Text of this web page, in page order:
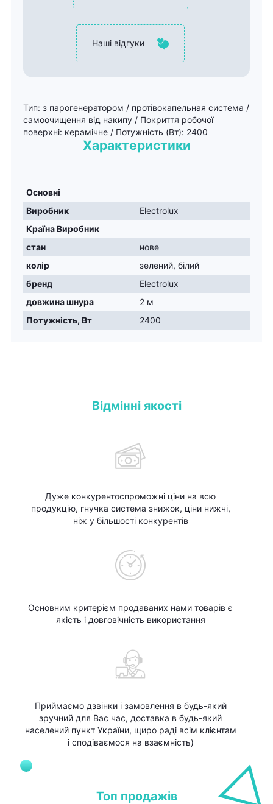
Наші відгуки
Тип: з парогенератором / протівокапельная система /
самоочищення від накипу / Покриття робочої
поверхні: керамічне / Потужність (Вт): 2400
Характеристики
Основні
Виробник
Electrolux
Країна Виробник
стан
нове
колір
зелений, білий
бренд
Electrolux
довжина шнура
2 м
Потужність, Вт
2400
Відмінні якості
Дуже конкурентоспроможні ціни на всю
продукцію, гнучка система знижок, ціни нижчі,
ніж у більшості конкурентів
Основним критерієм продаваних нами товарів є
якість і довговічність використання
Приймаємо дзвінки і замовлення в будь-який
зручний для Вас час, доставка в будь-який
населений пункт України, щиро раді всім клієнтам
і сподіваємося на взаємність)
Топ продажів